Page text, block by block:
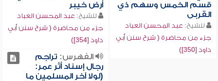
قسم الخمس وسهم ذي
القربى
للشيخ: عبد المحسن العباد
جزء من محاضرة ( شرح سنن أبي
داود [350])
أرض خيبر
للشيخ: عبد المحسن العباد
جزء من محاضرة ( شرح سنن أبي
داود [354])
الفهرس: تراجم
رجال إسناد أثر عمر:
(لولا آخر المسلمين ما